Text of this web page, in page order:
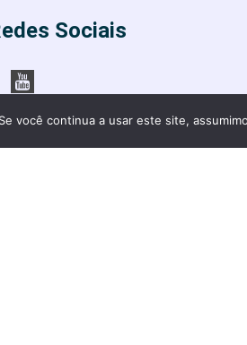
Sociais
sociais 2023 - todos os
você continua a usar este site,